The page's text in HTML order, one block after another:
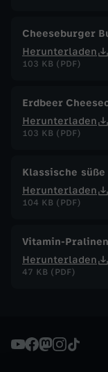
Cheeseburger
Herunterladen
103 KB (PDF)
Erdbeer
Herunterladen
103 KB (PDF)
Klassische
Herunterladen
104 KB (PDF)
Vitamin-
Herunterladen
47 KB (PDF)